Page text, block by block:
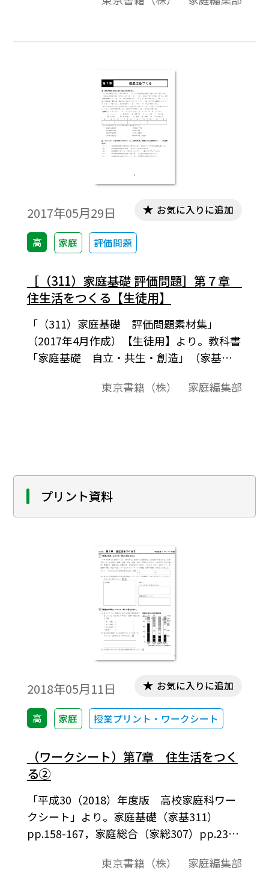
成29-32（2017-2020）年度用教科書。
2017年05月29日
高 家庭 評価問題
お気に入りに追加
［（311）家庭基礎 評価問題］第７章
住生活をつくる【生徒用】
「（311）家庭基礎 評価問題素材集」
（2017年4月作成）【生徒用】より。教科書
「家庭基礎 自立・共生・創造」（家基
成29-32（2017-2020）年度用教科書。
東京書籍（株） 家庭編集部
プリント資料
2018年05月11日
高 家庭 授業プリント・ワークシート
お気に入りに追加
（ワークシート）第7章 住生活をつく
る②
「平成30（2018）年度版 高校家庭科ワー
クシート」より。家庭基礎（家基311）
pp.158-167，家庭総合（家総307）pp.230-
題例になっています。東京書籍（株） 家庭編集部